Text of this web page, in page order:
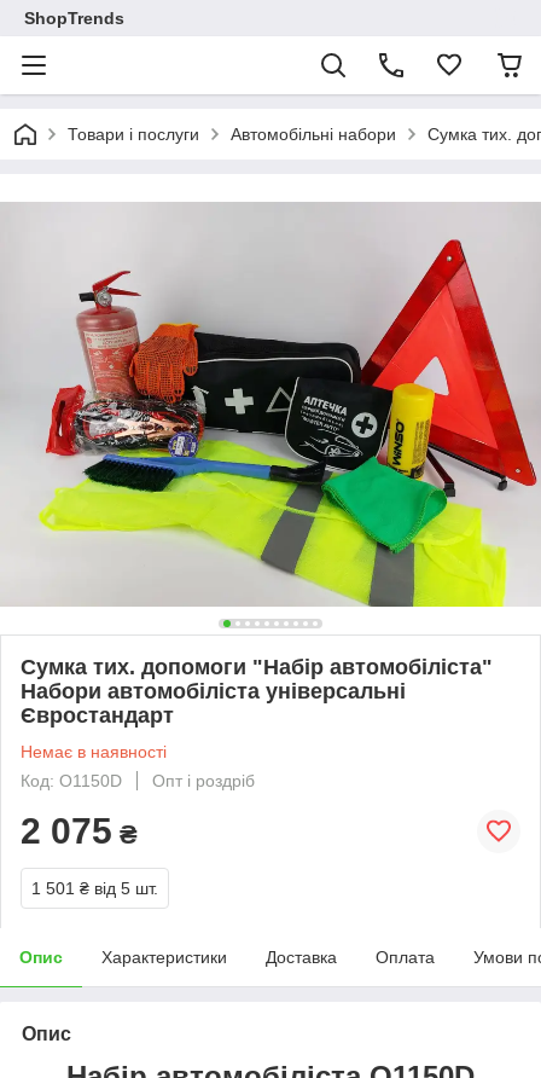
ShopTrends
Товари і послуги Автомобільні набори Сумка тих.
Сумка тих. допомоги "Набір автомобіліста"
Набори автомобіліста універсальні
Євростандарт
Немає в наявності
Код: О1150D
Опт і роздріб
2 075 ₴
1 501 ₴ від 5 шт.
Опис Характеристики Доставка Оплата Умови
Опис